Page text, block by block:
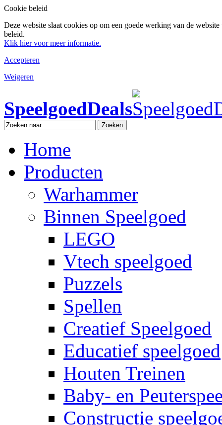
Cookie beleid
Deze website slaat cookies op om een goede werking van de
beleid.
Klik hier voor meer informatie.
Accepteren
Weigeren
SpeelgoedDeals
Zoeken
Home
Producten
Warhammer
Binnen Speelgoed
LEGO
Vtech speelgoed
Puzzels
Spellen
Creatief Speelgoed
Educatief speelgoed
Houten Treinen
Baby- en
Constructie